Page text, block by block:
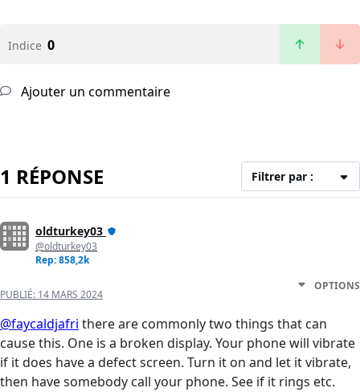
Indice 0
Ajouter un commentaire
1 RÉPONSE Filtrer par :
oldturkey03
@oldturkey03
Rep: 858,2k
PUBLIÉ: 14 MARS 2024
OPTIONS
@faycaldjafri there are commonly two things that can
cause this. One is a broken display. Your phone will vibrate
if it does have a defect screen. Turn it on and let it vibrate,
then have somebody call your phone. See if it rings etc.